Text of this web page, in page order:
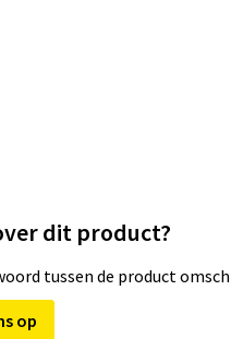
dit product?
tussen de product
op